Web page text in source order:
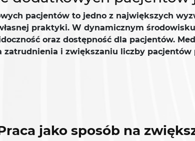
pacjentów to jedno z największych
praktyki. W dynamicznym
oraz dostępność dla pacjentów.
zatrudnienia i zwiększaniu liczby
jako sposób na